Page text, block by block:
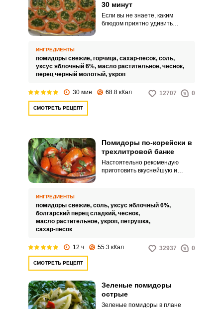
30 минут
Если вы не знаете, каким
блюдом приятно удивить
закуски потребуется
минимальное количество
ингредиентов и всего лишь 30
минут.
ИНГРЕДИЕНТЫ
помидоры свежие, горчица, сахар-песок, соль,
уксус яблочный 6%, масло растительное, чеснок,
перец черный молотый, укроп
30 мин 68.8 кКал 12707 0
СМОТРЕТЬ РЕЦЕПТ
Помидоры по-корейски в
трехлитровой банке
Настоятельно рекомендую
приготовить вкуснейшую и
можно приготовить различными
способами.
ИНГРЕДИЕНТЫ
помидоры свежие, соль, уксус яблочный 6%,
болгарский перец сладкий, чеснок,
масло растительное, укроп, петрушка,
сахар-песок
12 ч 55.3 кКал 32937 0
СМОТРЕТЬ РЕЦЕПТ
Зеленые помидоры
острые
Зеленые помидоры в плане